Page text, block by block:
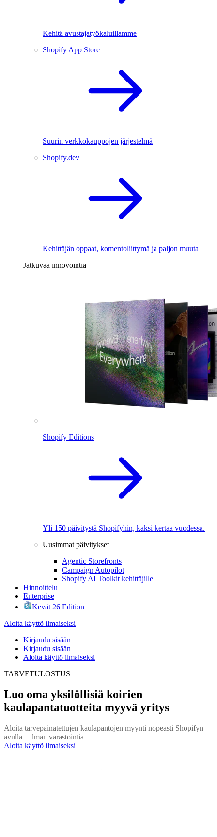
Kehitä avustajatyökaluillamme
Shopify App Store
Suurin verkkokauppojen järjestelmä
Shopify.dev
Kehittäjän oppaat, komentoliittymä ja paljon muuta
Jatkuvaa innovointia
Shopify Editions
Yli 150 päivitystä Shopifyhin, kaksi kertaa vuodessa.
Uusimmat päivitykset
Agentic Storefronts
Campaign Autopilot
Shopify AI Toolkit kehittäjille
Hinnoittelu
Enterprise
Kevät 26 Edition
Aloita käyttö ilmaiseksi
Kirjaudu sisään
Kirjaudu sisään
Aloita käyttö ilmaiseksi
TARVETULOSTUS
Luo oma yksilöllisiä koirien
kaulapantatuotteita myyvä yritys
Aloita tarvepainatettujen kaulapantojen myynti nopeasti Shopifyn
avulla – ilman varastointia.
Aloita käyttö ilmaiseksi